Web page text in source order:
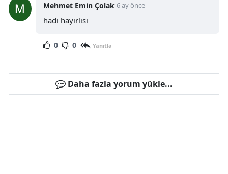
Mehmet Emin Çolak 6 ay önce
hadi hayırlısı
0 0 Yanıtla
Daha fazla yorum yükle...